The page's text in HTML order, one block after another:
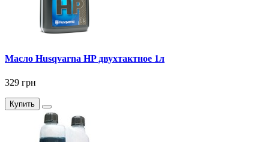
Масло Husqvarna HP двухтактное 1л
329 грн
Купить